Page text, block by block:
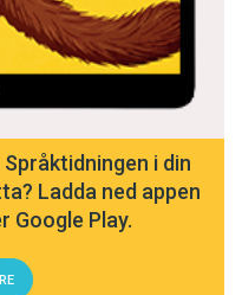
i din
Ladda ned appen
Google Play.